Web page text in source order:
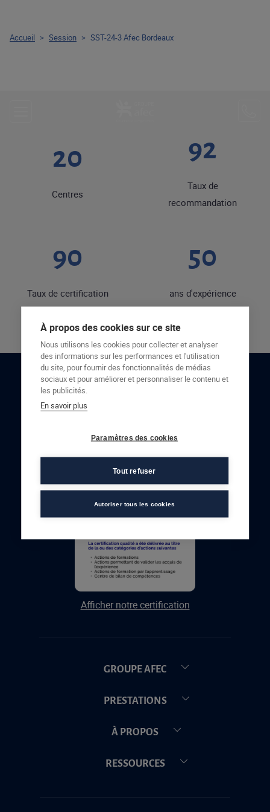
20
Centres
92
Taux de
recommandation
90
Taux de certification
50
ans d'expérience
RESTONS EN CONTACT
Afficher notre certification
GROUPE AFEC
PRESTATIONS
À PROPOS
RESSOURCES
Accueil > Session > SST-24-3 Afec Bordeaux
À propos des cookies sur ce site
Nous utilisons les cookies pour collecter et analyser
des informations sur les performances et l'utilisation
du site, pour fournir des fonctionnalités de médias
sociaux et pour améliorer et personnaliser le contenu et
les publicités.
En savoir plus
Paramètres des cookies
Tout refuser
Autoriser tous les cookies